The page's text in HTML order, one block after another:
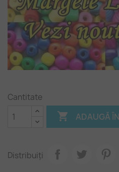
Cantitate
 ADAUGĂ
Distribuiți